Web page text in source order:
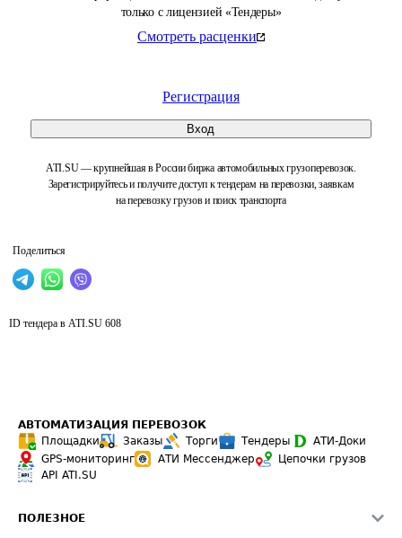
только с лицензией «Тендеры»
Смотреть расценки
Регистрация
Вход
ATI.SU — крупнейшая в России биржа автомобильных грузоперевозок.
Зарегистрируйтесь и получите доступ к тендерам на перевозки, заявкам
на перевозку грузов и поиск транспорта
Поделиться
ID тендера в ATI.SU 608
АВТОМАТИЗАЦИЯ ПЕРЕВОЗОК
Площадки
Заказы Торги Тендеры
АТИ-Доки
GPS-мониторинг
АТИ Мессенджер
Цепочки грузов
API ATI.SU
ПОЛЕЗНОЕ